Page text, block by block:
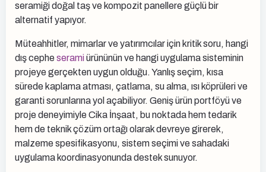
seramiği doğal taş ve kompozit panellere güçlü bir
alternatif yapıyor.
Müteahhitler, mimarlar ve yatırımcılar için kritik soru, hangi
dış cepheseramiürününün ve hangi uygulama sisteminin
projeye gerçekten uygun olduğu. Yanlış seçim, kısa
sürede kaplama atması, çatlama, su alma, ısı köprüleri ve
garanti sorunlarına yol açabiliyor. Geniş ürün portföyü ve
proje deneyimiyle Cika İnşaat, bu noktada hem tedarik
hem de teknik çözüm ortağı olarak devreye girerek,
malzeme spesifikasyonu, sistem seçimi ve sahadaki
uygulama koordinasyonunda destek sunuyor.